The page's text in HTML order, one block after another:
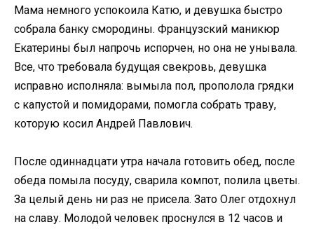
Мама немного успокоила Катю, и девушка быстро
собрала банку смородины. Французский маникюр
Екатерины был напрочь испорчен, но она не унывала.
Все, что требовала будущая свекровь, девушка
исправно исполняла: вымыла пол, прополола грядки
с капустой и помидорами, помогла собрать траву,
которую косил Андрей Павлович.
После одиннадцати утра начала готовить обед, после
обеда помыла посуду, сварила компот, полила цветы.
За целый день ни раз не присела. Зато Олег отдохнул
на славу. Молодой человек проснулся в 12 часов и